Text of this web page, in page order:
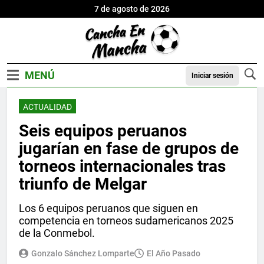
7 de agosto de 2026
Iniciar sesión
ACTUALIDAD
Seis equipos peruanos
jugarían en fase de grupos de
torneos internacionales tras
triunfo de Melgar
Los 6 equipos peruanos que siguen en
competencia en torneos sudamericanos 2025
de la Conmebol.
Gonzalo Sánchez Lomparte El Año Pasado